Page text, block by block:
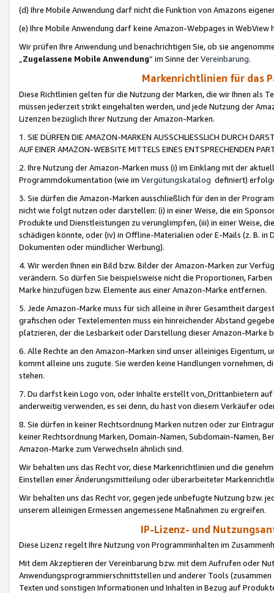
(d) Ihre Mobile Anwendung darf nicht die Funktion von Amazons
(e) Ihre Mobile Anwendung darf keine Amazon-Webpages in WebView
Wir prüfen Ihre Anwendung und benachrichtigen Sie, ob sie
„Zugelassene Mobile Anwendung“ im Sinne derVereinbarung.
Markenrichtlinien für das
Diese Richtlinien gelten für die Nutzung der Marken, die wir Ihnen als
müssen jederzeit strikt eingehalten werden, und jede Nutzung der
Lizenzen bezüglich Ihrer Nutzung der Amazon-Marken.
1. SIE DÜRFEN DIE AMAZON-MARKEN AUSSCHLIESSLICH DURCH
AUF EINER AMAZON-WEBSITE MITTELS EINES ENTSPRECHENDEN
2. Ihre Nutzung der Amazon-Marken muss (i) im Einklang mit der
Programmdokumentation (wie im Vergütungskatalog definiert)
3. Sie dürfen die Amazon-Marken ausschließlich für den in der
nicht wie folgt nutzen oder darstellen: (i) in einer Weise, die ein
Produkte und Dienstleistungen zu verunglimpfen, (iii) in einer Weise,
schädigen könnte, oder (iv) in Offline-Materialien oder E-Mails (z. B. in
Dokumenten oder mündlicher Werbung).
4. Wir werden Ihnen ein Bild bzw. Bilder der Amazon-Marken zur
verändern. So dürfen Sie beispielsweise nicht die Proportionen,
Marke hinzufügen bzw. Elemente aus einer Amazon-Marke entfernen.
5. Jede Amazon-Marke muss für sich alleine in ihrer Gesamtheit
grafischen oder Textelementen muss ein hinreichender Abstand
platzieren, der die Lesbarkeit oder Darstellung dieser Amazon-Marke
6. Alle Rechte an den Amazon-Marken sind unser alleiniges
kommt alleine uns zugute. Sie werden keine Handlungen vornehmen,
stehen.
7. Du darfst kein Logo von, oder Inhalte erstellt von,Drittanbietern auf
anderweitig verwenden, es sei denn, du hast von diesem Verkäufer
8. Sie dürfen in keiner Rechtsordnung Marken nutzen oder zur
keiner Rechtsordnung Marken, Domain-Namen, Subdomain-Namen,
Amazon-Marke zum Verwechseln ähnlich sind.
Wir behalten uns das Recht vor, diese Markenrichtlinien und die
Einstellen einer Änderungsmitteilung oder überarbeiteter
Wir behalten uns das Recht vor, gegen jede unbefugte Nutzung bzw.
unserem alleinigen Ermessen angemessene Maßnahmen zu ergreifen.
IP-Lizenz- und
Diese Lizenz regelt Ihre Nutzung von Programminhalten im
Mit dem Akzeptieren der Vereinbarung bzw. mit dem Aufrufen oder
Anwendungsprogrammierschnittstellen und anderer Tools (zusammen
Texten und sonstigen Informationen und Inhalten in Bezug auf